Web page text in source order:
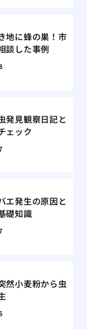
地に蜂の巣！市
談した事例
発見観察日記と
ェック
エ発生の原因と
礎知識
然小麦粉から虫